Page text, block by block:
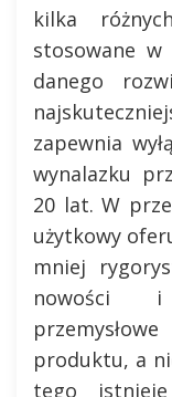
kilka
stosowane w
danego
zapewnia
wynalazku
20 lat. W
użytkowy
mniej
nowości i
produktu, a
tego